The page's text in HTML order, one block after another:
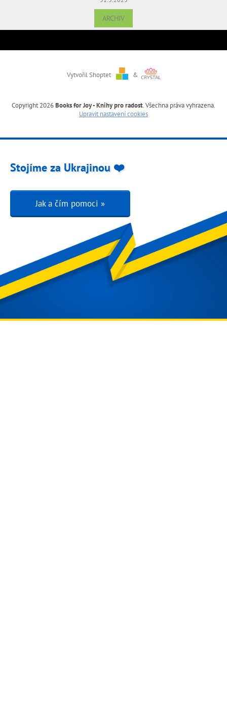
ARCHIV
Vytvořil Shoptet &
Copyright 2026Books for Joy - Knihy pro radost . Všechna práva vyhrazena.
Upravit nastavení cookies
Stojíme za Ukrajinou ❤️
Jak a čím pomoci »